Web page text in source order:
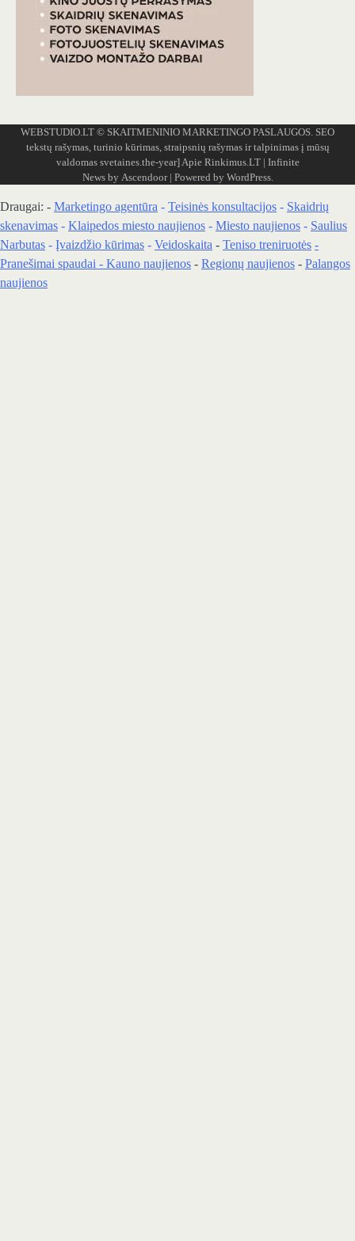
WEBSTUDIO.LT © SKAITMENINIO MARKETINGO PASLAUGOS. SEO
tekstų rašymas, turinio kūrimas, straipsnių rašymas ir talpinimas į mūsų
valdomas svetaines.the-year] Apie Rinkimus.LT| Infinite
News by Ascendoor| Powered by WordPress.
Draugai: - Marketingo agentūra - Teisinės konsultacijos - Skaidrių
skenavimas - Klaipedos miesto naujienos - Miesto naujienos - Saulius
Narbutas - Įvaizdžio kūrimas - Veidoskaita - Teniso treniruotės -
Pranešimai spaudai - Kauno naujienos - Regionų naujienos - Palangos
naujienos